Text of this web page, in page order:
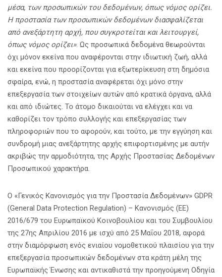
μέσα, των προσωπικών του δεδομένων, όπως νόμος ορίζει.
Η προστασία των προσωπικών δεδομένων διασφαλίζεται
από ανεξάρτητη αρχή, που συγκροτείται και λειτουργεί,
όπως νόμος ορίζει». Ως προσωπικά δεδομένα θεωρούνται
όχι μόνον εκείνα που αναφέρονται στην ιδιωτική ζωή, αλλά
και εκείνα που προορίζονται για εξωτερίκευση στη δημόσια
σφαίρα, ενώ, η προστασία αναφέρεται όχι μόνο στην
επεξεργασία των στοιχείων αυτών από κρατικά όργανα, αλλά
και από ιδιώτες. Το άτομο δικαιούται να ελέγχει και να
καθορίζει τον τρόπο συλλογής και επεξεργασίας των
πληροφοριών που το αφορούν, και τούτο, με την εγγύηση και
συνδρομή μιας ανεξάρτητης αρχής επιφορτισμένης με αυτήν
ακριβώς την αρμοδιότητα, της Αρχής Προστασίας Δεδομένων
Προσωπικού χαρακτήρα.
Ο «Γενικός Κανονισμός για την Προστασία Δεδομένων» GDPR
(General Data Protection Regulation) – Κανονισμός (ΕΕ)
2016/679 του Ευρωπαϊκού Κοινοβουλίου και του Συμβουλίου
της 27ης Απριλίου 2016 με ισχύ από 25 Μαΐου 2018, αφορά
στην διαμόρφωση ενός ενιαίου νομοθετικού πλαισίου για την
επεξεργασία προσωπικών δεδομένων στα κράτη μέλη της
Ευρωπαϊκής Ένωσης και αντικαθιστά την προηγούμενη Οδηγία